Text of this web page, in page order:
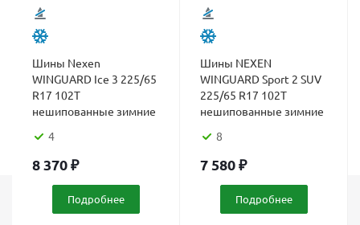
Шины Nexen
WINGUARD Ice 3 225/65
R17 102T
нешипованные зимние
4
8 370₽
Подробнее
Шины NEXEN
WINGUARD Sport 2 SUV
225/65 R17 102T
нешипованные зимние
8
7 580₽
Подробнее